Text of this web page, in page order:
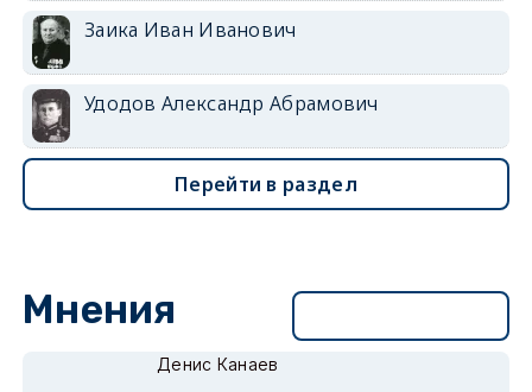
Заика Иван Иванович
Удодов Александр Абрамович
Перейти в раздел
Мнения
Денис Канаев